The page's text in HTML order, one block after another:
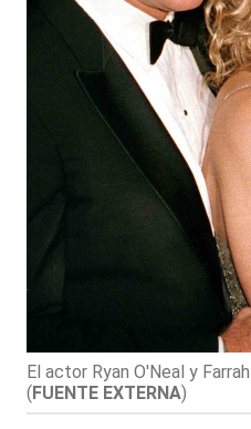
El actor Ryan O'Neal y
(FUENTE EXTERNA)